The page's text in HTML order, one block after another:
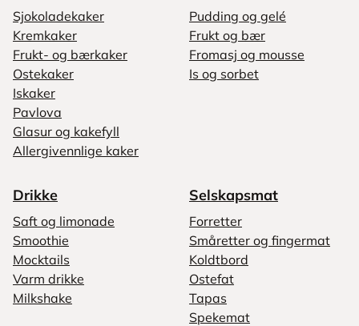
Sjokoladekaker
Kremkaker
Frukt- og bærkaker
Ostekaker
Iskaker
Pavlova
Glasur og kakefyll
Allergivennlige kaker
Pudding og gelé
Frukt og bær
Fromasj og mousse
Is og sorbet
Drikke
Saft og limonade
Smoothie
Mocktails
Varm drikke
Milkshake
Selskapsmat
Forretter
Småretter og fingermat
Koldtbord
Ostefat
Tapas
Spekemat